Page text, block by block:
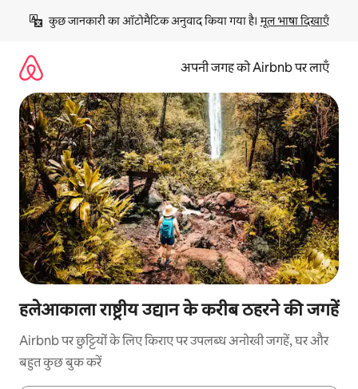
छोड़कर
कॉन्टेंट
कुछ जानकारी का ऑटोमैटिक अनुवाद किया गया है। मूल भाषा दिखाएँ
अपनी जगह को Airbnb पर लाएँ
हलेआकाला राष्ट्रीय उद्यान के करीब ठहरने की जगहें
Airbnb पर छुट्टियों के लिए किराए पर उपलब्ध अनोखी जगहें, घर और
बहुत कुछ बुक करें